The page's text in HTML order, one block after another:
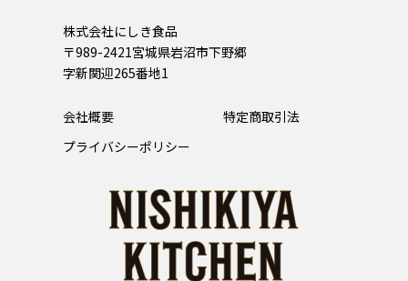
株式会社にしき食品
〒989-2421宮城県岩沼市下野郷
字新関迎265番地1
会社概要
特定商取引法
プライバシーポリシー